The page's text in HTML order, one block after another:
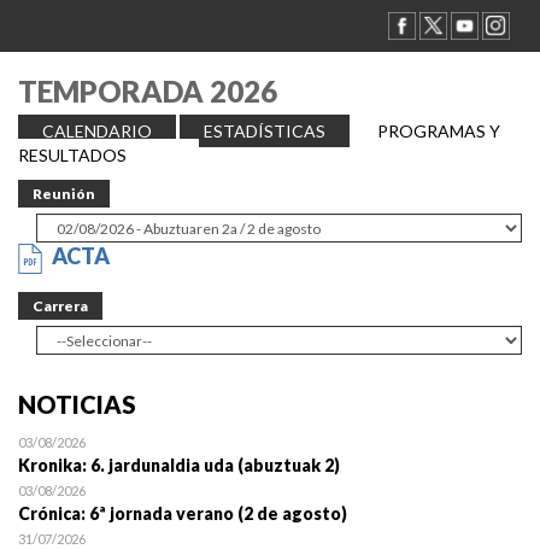
TEMPORADA 2026
CALENDARIO ESTADÍSTICAS
PROGRAMAS Y
RESULTADOS
Reunión
ACTA
Carrera
NOTICIAS
03/08/2026
Kronika: 6. jardunaldia uda (abuztuak 2)
03/08/2026
Crónica: 6ª jornada verano (2 de agosto)
31/07/2026